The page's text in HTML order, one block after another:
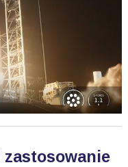
zastosowanie